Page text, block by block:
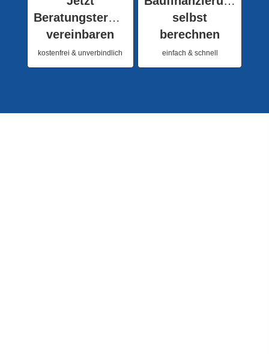
Beratungstermin
vereinbaren
kostenfrei & unverbindlich
selbst
berechnen
einfach & schnell